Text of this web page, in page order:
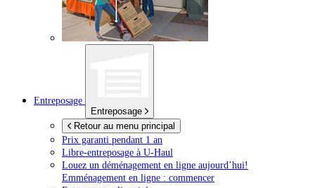
Entreposage
Entreposage
Retour au menu principal
Prix garanti pendant 1 an
Libre-entreposage à U-Haul
Louez un déménagement en ligne aujourd’hui!
Emménagement en ligne : commencer